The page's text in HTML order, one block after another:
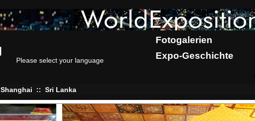
Please select your language
Fotogalerien
Expo-Geschichte
Shanghai :: Sri Lanka